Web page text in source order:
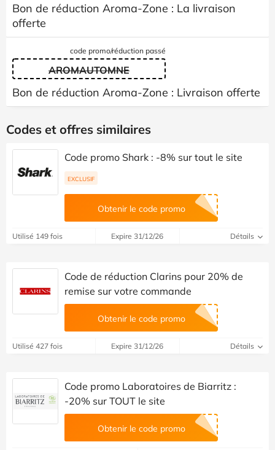
Bon de réduction Aroma-Zone : La livraison
offerte
code promo/réduction passé
AROMAUTOMNE
Bon de réduction Aroma-Zone : Livraison offerte
Codes et offres similaires
Code promo Shark : -8% sur tout le site
EXCLUSIF
Obtenir le code promo
Utilisé 149 fois Expire 31/12/26 Détails
Code de réduction Clarins pour 20% de
remise sur votre commande
Obtenir le code promo
Utilisé 427 fois Expire 31/12/26 Détails
Code promo Laboratoires de Biarritz :
-20% sur TOUT le site
Obtenir le code promo